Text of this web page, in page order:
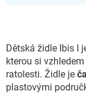
Dětská židle Ibis I
kterou si
ratolesti. Židle je
plastovými